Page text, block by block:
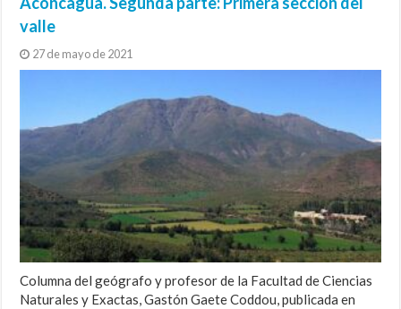
valle
27 de mayo de 2021
Columna del geógrafo y profesor de la Facultad de Ciencias
Naturales y Exactas, Gastón Gaete Coddou, publicada en